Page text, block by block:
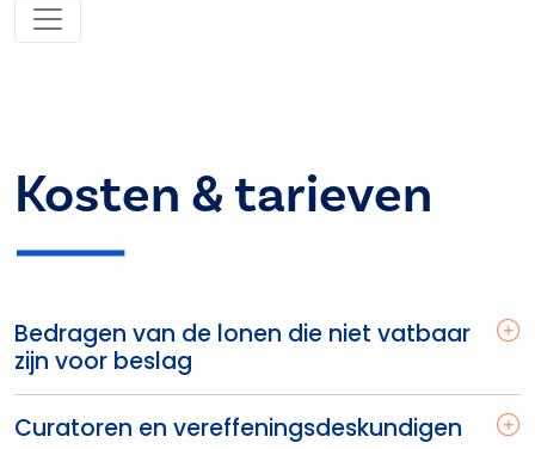
Kosten & tarieven
Bedragen van de lonen die niet vatbaar
zijn voor beslag
Curatoren en vereffeningsdeskundigen